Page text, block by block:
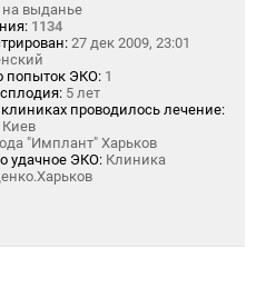
выданье
1134
27 дек 2009, 23:01
попыток ЭКО: 1
5 лет
клиниках проводилось лечение:
"Имплант" Харьков
удачное ЭКО: Клиника